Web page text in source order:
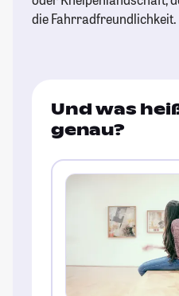
die Fahrradfreundlichkeit.
Und was
genau?